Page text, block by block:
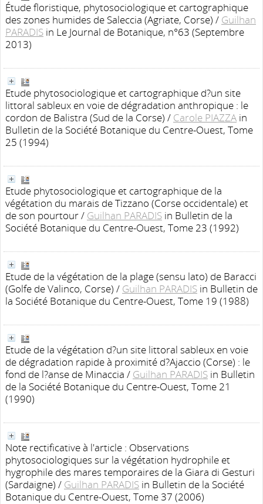
Étude floristique, phytosociologique et cartographique
des zones humides de Saleccia (Agriate, Corse) / Guilhan
PARADIS in Le Journal de Botanique, n°63 (Septembre
2013)
Etude phytosociologique et cartographique d?un site
littoral sableux en voie de dégradation anthropique : le
cordon de Balistra (Sud de la Corse) / Carole PIAZZA in
Bulletin de la Société Botanique du Centre-Ouest, Tome
25 (1994)
Etude phytosociologique et cartographique de la
végétation du marais de Tizzano (Corse occidentale) et
de son pourtour/ Guilhan PARADIS in Bulletin de la
Société Botanique du Centre-Ouest, Tome 23 (1992)
Etude de la végétation de la plage (sensu lato) de Baracci
(Golfe de Valinco, Corse) / Guilhan PARADIS in Bulletin de
la Société Botanique du Centre-Ouest, Tome 19 (1988)
Etude de la végétation d?un site littoral sableux en voie
de dégradation rapide à proximité d?Ajaccio (Corse) : le
fond de l?anse de Minaccia / Guilhan PARADIS in Bulletin
de la Société Botanique du Centre-Ouest, Tome 21
(1990)
Note rectificative à l'article : Observations
phytosociologiques sur la végétation hydrophile et
hygrophile des mares temporaires de la Giara di Gesturi
(Sardaigne) / Guilhan PARADIS in Bulletin de la Société
Botanique du Centre-Ouest, Tome 37 (2006)